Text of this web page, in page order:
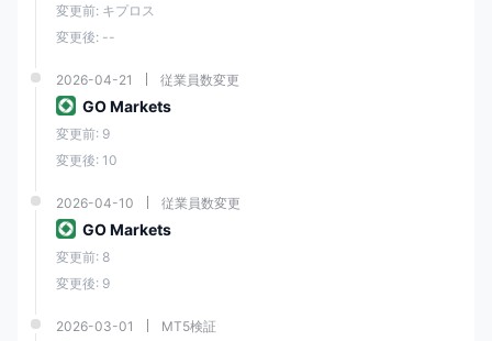
GO MARKETSは、外国為替 CFDS、株式 CFDS、指数 CFDS、金属
CFDS、暗号通貨 CFDS、商品 CFDS、財務 CFDS を含む幅広い金融商
です。同社は、asic、cysec、fsc、fsa を含む複数の規制機関によって
規制されています。
254963 abn: 85 081 864 039
GO MARKETSltd - cysec (キプロス) 登録番号により認可されていま
す。 322/17
GO Markets Pty Ltd(mu) - fsc (モーリシャス) ライセンス番号により認
可されています。 gb 19024896
GO MARKETSインターナショナル株式会社 - FSA (セイシェル) ライセン
GO MARKETSてこの作用
変更前: キプロス
変更後: --
2026-04-21 従業員数変更
GO Markets
変更前: 9
変更後: 10
2026-04-10 従業員数変更
GO Markets
変更前: 8
変更後: 9
2026-03-01 MT5検証